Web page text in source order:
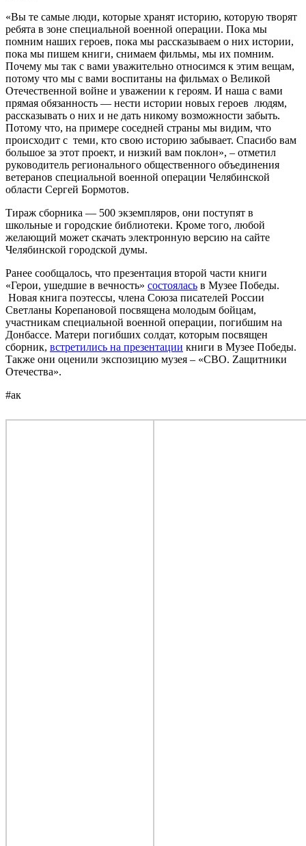
«Вы те самые люди, которые хранят историю, которую творят
ребята в зоне специальной военной операции. Пока мы
помним наших героев, пока мы рассказываем о них истории,
пока мы пишем книги, снимаем фильмы, мы их помним.
Почему мы так с вами уважительно относимся к этим вещам,
потому что мы с вами воспитаны на фильмах о Великой
Отечественной войне и уважении к героям. И наша с вами
прямая обязанность — нести истории новых героев людям,
рассказывать о них и не дать никому возможности забыть.
Потому что, на примере соседней страны мы видим, что
происходит с теми, кто свою историю забывает. Спасибо вам
большое за этот проект, и низкий вам поклон», – отметил
руководитель регионального общественного объединения
ветеранов специальной военной операции Челябинской
области Сергей Бормотов.
Тираж сборника — 500 экземпляров, они поступят в
школьные и городские библиотеки. Кроме того, любой
желающий может скачать электронную версию на сайте
Челябинской городской думы.
Ранее сообщалось, что презентация второй части книги
«Герои, ушедшие в вечность» состоялась в Музее Победы.
Новая книга поэтессы, члена Союза писателей России
Светланы Корепановой посвящена молодым бойцам,
участникам специальной военной операции, погибшим на
Донбассе. Матери погибших солдат, которым посвящен
сборник, встретились на презентации книги в Музее Победы.
Также они оценили экспозицию музея – «СВО. Zащитники
Отечества».
#ак